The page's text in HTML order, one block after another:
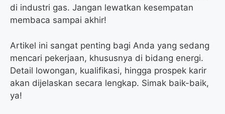
di industri gas. Jangan lewatkan kesempatan
membaca sampai akhir!
Artikel ini sangat penting bagi Anda yang sedang
mencari pekerjaan, khususnya di bidang energi.
Detail lowongan, kualifikasi, hingga prospek karir
akan dijelaskan secara lengkap. Simak baik-baik,
ya!